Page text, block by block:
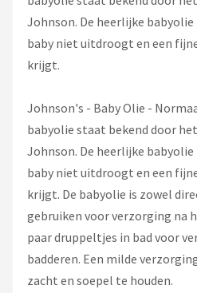
Johnson. De heerlijke
baby niet uitdroogt en een
krijgt.
Johnson's - Baby Olie -
babyolie staat bekend door
Johnson. De heerlijke
baby niet uitdroogt en een
krijgt. De babyolie is zowel
gebruiken voor verzorging na
paar druppeltjes in bad voor
badderen. Een milde
zacht en soepel te houden.